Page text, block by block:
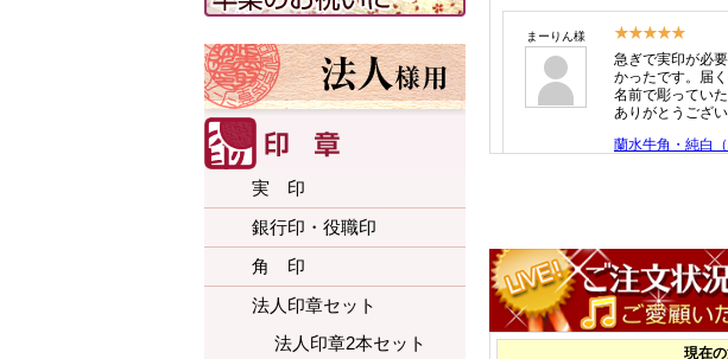
実 印
銀行印・役職印
角 印
法人印章セット
法人印章2本セット